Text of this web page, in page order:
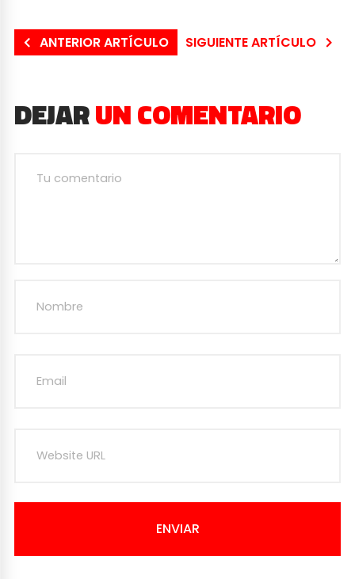
ANTERIOR ARTÍCULO SIGUIENTE ARTÍCULO
DEJARUN COMENTARIO
ENVIAR